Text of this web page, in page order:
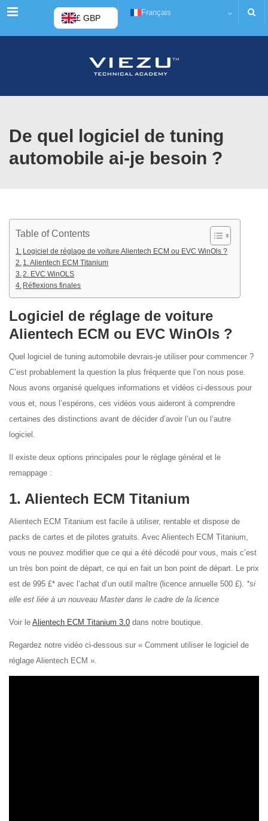
Menu £ GBP
Français
De quel logiciel de tuning
automobile ai-je besoin ?
Table of Contents
Logiciel de réglage de voiture Alientech ECM ou EVC WinOls ?
1. Alientech ECM Titanium
2. EVC WinOLS
Réflexions finales
Logiciel de réglage de voiture
Alientech ECM ou EVC WinOls ?
Quel logiciel de tuning automobile devrais-je utiliser pour commencer ?
C’est probablement la question la plus fréquente que l’on nous pose.
Nous avons organisé quelques informations et vidéos ci-dessous pour
vous et, nous l’espérons, ces vidéos vous aideront à comprendre
certaines des distinctions avant de décider d’avoir l’un ou l’autre
logiciel.
Il existe deux options principales pour le réglage général et le
remappage :
1. Alientech ECM Titanium
Alientech ECM Titanium est facile à utiliser, rentable et dispose de
packs de cartes et de pilotes gratuits. Avec Alientech ECM Titanium,
vous ne pouvez modifier que ce qui a été décodé pour vous, mais c’est
un très bon point de départ, ce qui en fait un bon point de départ. Le prix
est de 995 £* avec l’achat d’un outil maître (licence annuelle 500 £). *si
elle est liée à un nouveau Master dans le cadre de la licence
Voir le Alientech ECM Titanium 3.0 dans notre boutique.
Regardez notre vidéo ci-dessous sur « Comment utiliser le logiciel de
réglage Alientech ECM ».